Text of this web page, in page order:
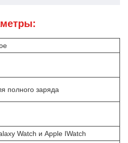
полного заряда
Watch и Apple IWatch